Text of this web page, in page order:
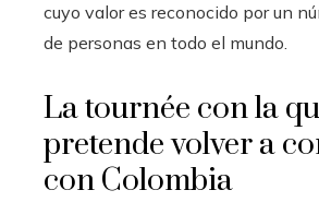
cuyo valor es reconocido por un
de personas en todo el mundo.
La tournée con la
pretende volver a
con Colombia